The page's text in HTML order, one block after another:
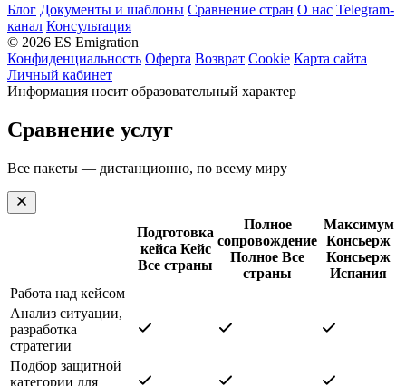
Блог Документы и шаблоны Сравнение стран О нас Telegram-
канал Консультация
© 2026 ES Emigration
Конфиденциальность Оферта Возврат Cookie Карта сайта
Личный кабинет
Информация носит образовательный характер
Сравнение услуг
Все пакеты — дистанционно, по всему миру
Подготовка
кейса Кейс
Все страны
Полное
сопровождение
Полное Все
страны
Максимум
Консьерж
Консьерж
Испания
Работа над кейсом
Анализ ситуации,
разработка
стратегии
Подбор защитной
категории для